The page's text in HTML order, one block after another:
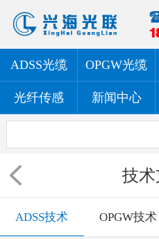
ADSS光缆 OPGW光缆
光纤传感 新闻中心
技
ADSS技术 OPGW技术